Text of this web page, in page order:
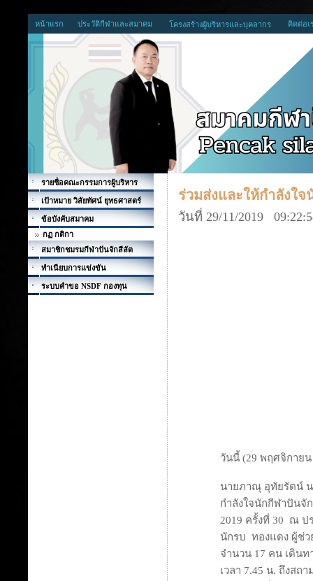
หน้าแรก ประวัติกีฬาและสมาคม โครงสร้างผู้บริหารและบุคลากร ติดต่อเ
รายชื่อคณะกรรมการผู้บริหาร
เป้าหมาย วิสัยทัศน์ ยุทธศาสตร์
ข้อบังคับสมาคม
กฏ กติกา
สมาชิกชมรมกีฬาปันจักสีลัต
ทำเนียบการแข่งขัน
ระบบคำขอ NSDF กองทุน
ร่วมส่งและให้กำลังใ
วันที่ 29/11/2019
วันนี้ (29 พฤศจิกาย
นายภาณุ อุทัยรัตน์ น
กำลังใจนักกีฬาปันจั
2019 ครั้งที่ 30 ณ ป
นักรบ ทองแดง ผู้ช่
จำนวน 17 คน เดินท
เวลา 7.45 น. ถึงสถ